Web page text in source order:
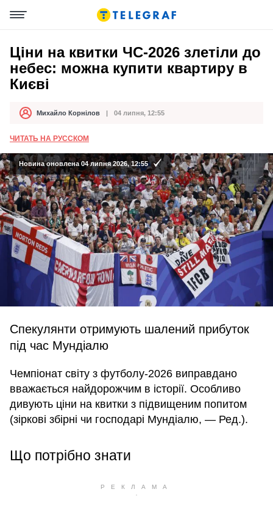
Ціни на квитки ЧС-2026 злетіли до
небес: можна купити квартиру в
Києві
АвторМихайло Корнілов
Дата публікації 04 липня, 12:55
ЧИТАТЬ НА РУССКОМ
Новина оновлена 04 липня 2026, 12:55
Спекулянти отримують шалений прибуток
під час Мундіалю
Чемпіонат світу з футболу-2026 виправдано
вважається найдорожчим в історії. Особливо
дивують ціни на квитки з підвищеним попитом
(зіркові збірні чи господарі Мундіалю, — Ред.).
Що потрібно знати